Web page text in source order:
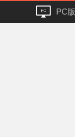
PC版